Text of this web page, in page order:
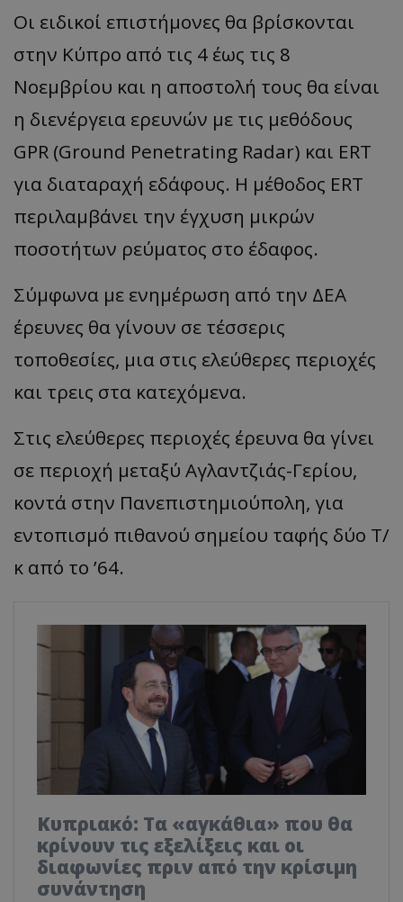
Οι ειδικοί επιστήμονες θα βρίσκονται
στην Κύπρο από τις 4 έως τις 8
Νοεμβρίου και η αποστολή τους θα είναι
η διενέργεια ερευνών με τις μεθόδους
GPR (Ground Penetrating Radar) και ERT
για διαταραχή εδάφους. Η μέθοδος ΕRT
περιλαμβάνει την έγχυση μικρών
ποσοτήτων ρεύματος στο έδαφος.
Σύμφωνα με ενημέρωση από την ΔΕΑ
έρευνες θα γίνουν σε τέσσερις
τοποθεσίες, μια στις ελεύθερες περιοχές
και τρεις στα κατεχόμενα.
Στις ελεύθερες περιοχές έρευνα θα γίνει
σε περιοχή μεταξύ Αγλαντζιάς-Γερίου,
κοντά στην Πανεπιστημιούπολη, για
εντοπισμό πιθανού σημείου ταφής δύο Τ/
κ από το ’64.
Κυπριακό: Τα «αγκάθια» που θα
κρίνουν τις εξελίξεις και οι
διαφωνίες πριν από την κρίσιμη
συνάντηση